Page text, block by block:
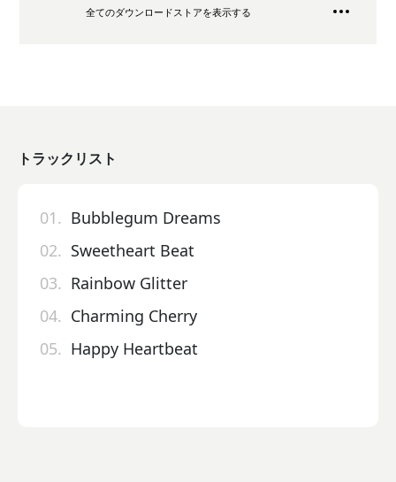
全てのダウンロードストアを表示する
トラックリスト
01. Bubblegum Dreams
02. Sweetheart Beat
03. Rainbow Glitter
04. Charming Cherry
05. Happy Heartbeat